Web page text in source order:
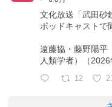
文化放送「武田砂
ポッドキャストで
遠藤協・藤野陽平
人類学者）（2026
12